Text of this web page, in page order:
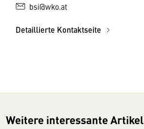
bsi@wko.at
Detaillierte Kontaktseite
Weitere interessante Artikel